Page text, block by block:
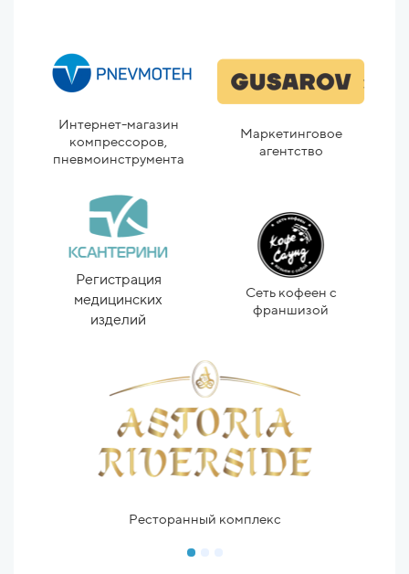
Интернет-магазин
компрессоров,
пневмоинструмента
Маркетинговое
агентство
Регистрация
медицинских
изделий
Сеть кофеен с
франшизой
Ресторанный комплекс